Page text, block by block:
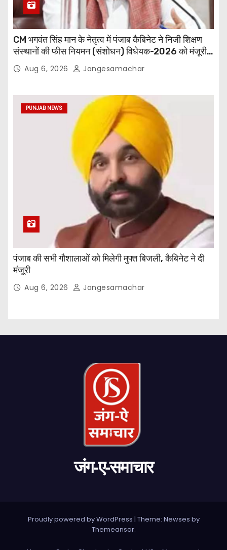
CM भगवंत सिंह मान के नेतृत्व में पंजाब कैबिनेट ने निजी शिक्षण
संस्थानों की फीस नियमन (संशोधन) विधेयक-2026 को मंजूरी
दी Aug 6, 2026 Jangesamachar
PUNJAB NEWS
पंजाब की सभी गौशालाओं को मिलेगी मुफ्त बिजली, कैबिनेट ने दी
मंजूरी
Aug 6, 2026 Jangesamachar
जंग-ए-समाचार
Proudly powered by WordPress | Theme: Newses by
Themeansar.